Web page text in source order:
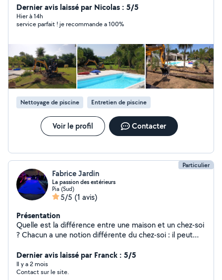
Dernier avis laissé par Nicolas : 5/5
Hier à 14h
service parfait ! je recommande a 100%
Nettoyage de piscine Entretien de piscine
Voir le profil Contacter
Particulier
Fabrice Jardin
La passion des extérieurs
Pia (Sud)
5/5 (1 avis)
Présentation
Quelle est la différence entre une maison et un chez-soi
? Chacun a une notion différente du chez-soi : il peut
bouillonnant d'activité... Vos espaces de vie doivent
refléter votre personnalité, c'est pourquoi ma mission
est de vous offrir une maison à votre image.
Dernier avis laissé par Franck : 5/5
Il y a 2 mois
Contact sur le site.